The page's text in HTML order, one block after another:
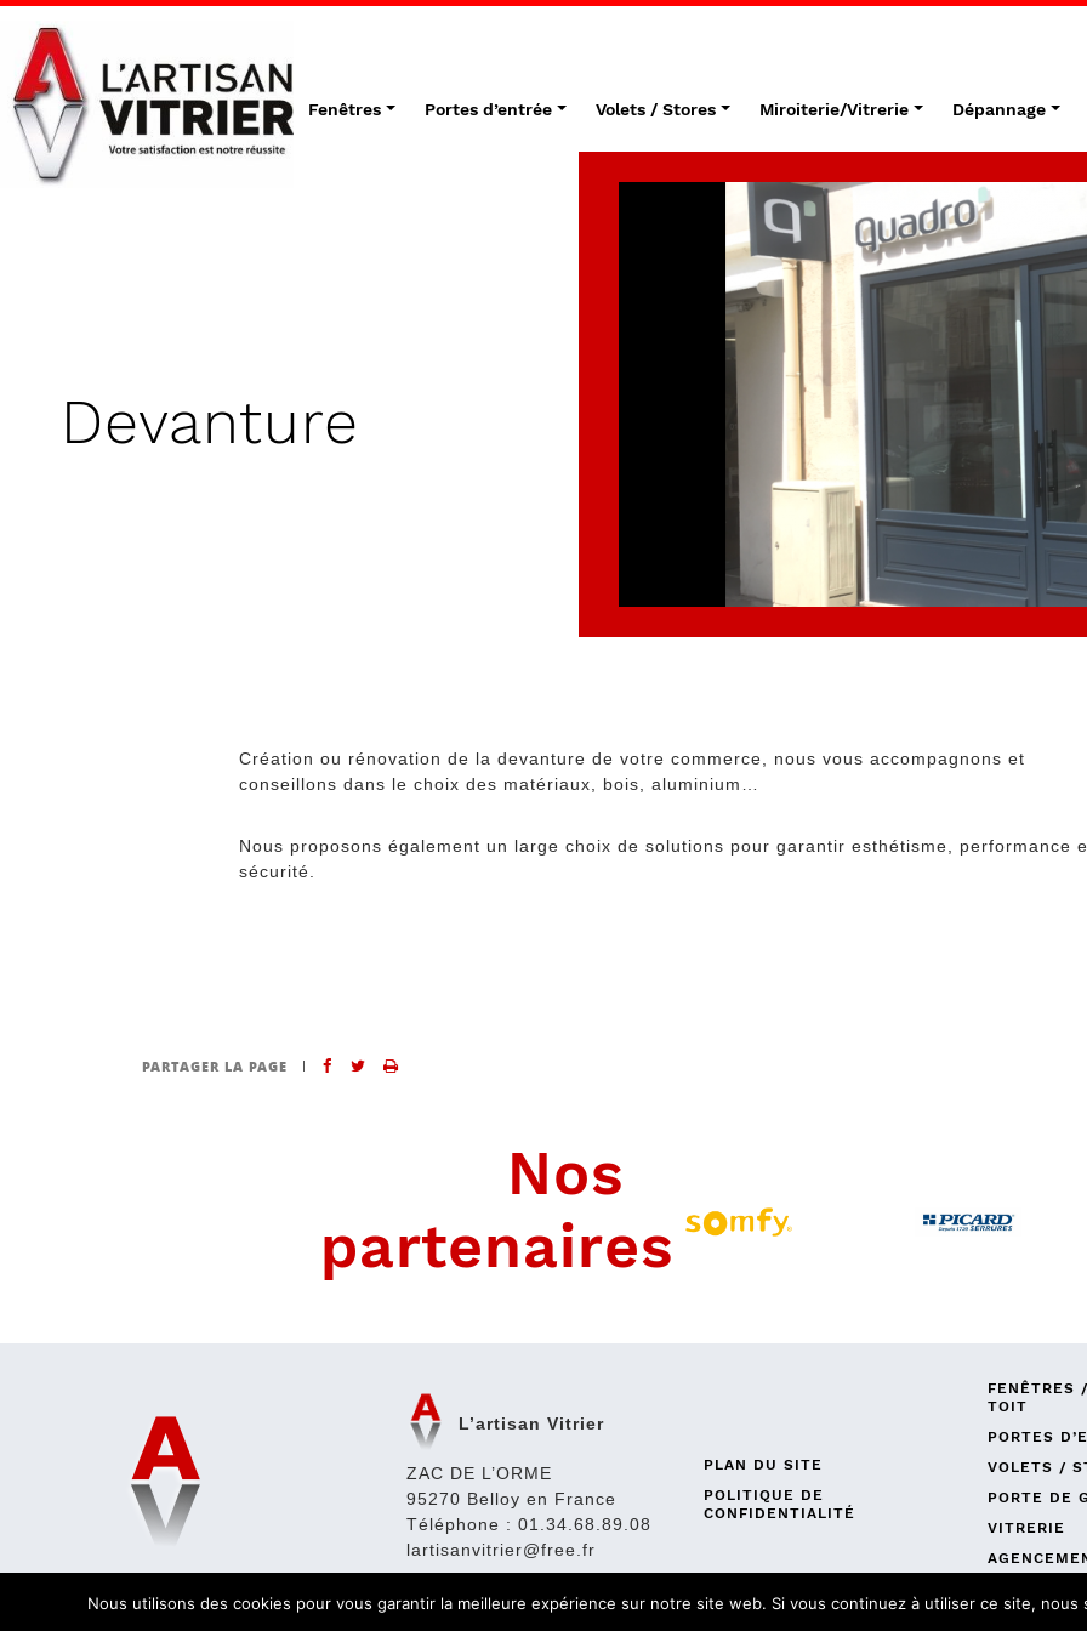
Fenêtres Portes d’entrée Volets / Stores Miroiterie/Vitrerie Dépannage
Devanture
Création ou rénovation de la devanture de votre commerce, nous vous accompagnons et
conseillons dans le choix des matériaux, bois, aluminium…
Nous proposons également un large choix de solutions pour garantir esthétisme, performance
sécurité.
PARTAGER LA PAGE Partager sur Facebook
Partager sur Twitter
Nos
partenaires
L’artisan Vitrier
ZAC DE L’ORME
95270 Belloy en France
Téléphone : 01.34.68.89.08
lartisanvitrier@free.fr
PLAN DU SITE
POLITIQUE DE
CONFIDENTIALITÉ
FENÊTRES
TOIT
PORTES
VOLETS /
PORTE DE
VITRERIE
Nous utilisons des cookies pour vous garantir la meilleure expérience sur notre site web. Si vous continuez à utiliser ce site,